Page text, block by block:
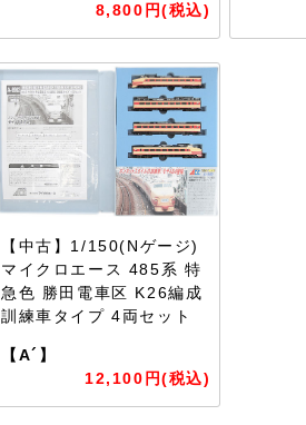
8,800円(税込)
【中古】1/150(Nゲージ)
マイクロエース 485系 特
急色 勝田電車区 K26編成
訓練車タイプ 4両セット
【A´】
12,100円(税込)